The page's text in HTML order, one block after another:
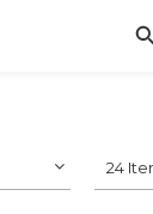
24